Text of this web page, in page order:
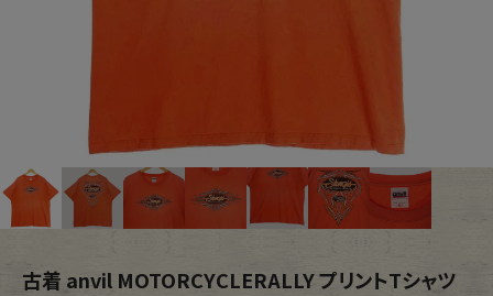
Tops Outer
Bottoms Fafatt
レディース商品カテゴリーから探す
古着 anvil MOTORCYCLERALLY プリントTシャツ